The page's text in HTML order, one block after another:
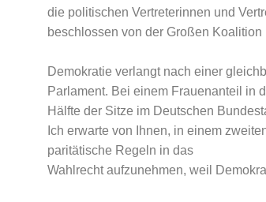
die politischen Vertreterinnen und
beschlossen von der Großen Koalition
Demokratie verlangt nach einer
Parlament. Bei einem Frauenanteil in
Hälfte der Sitze im Deutschen
Ich erwarte von Ihnen, in einem
paritätische Regeln in das
Wahlrecht aufzunehmen, weil